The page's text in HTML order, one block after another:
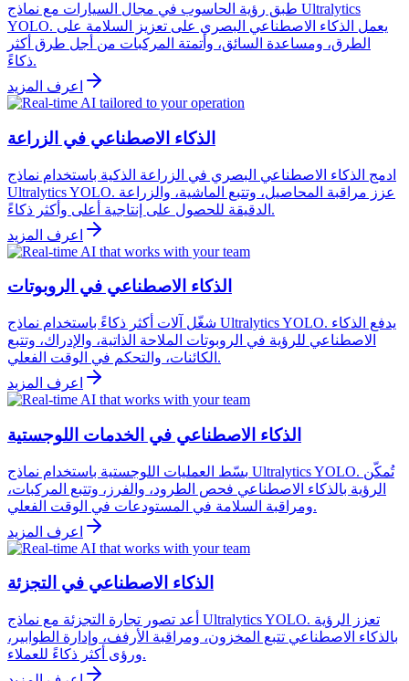
طبق رؤية الحاسوب في مجال السيارات مع نماذج Ultralytics
YOLO. يعمل الذكاء الاصطناعي البصري على تعزيز السلامة على
الطرق، ومساعدة السائق، وأتمتة المركبات من أجل طرق أكثر
ذكاءً.
اعرف المزيد
الذكاء الاصطناعي في الزراعة
ادمج الذكاء الاصطناعي البصري في الزراعة الذكية باستخدام نماذج
Ultralytics YOLO. عزز مراقبة المحاصيل، وتتبع الماشية، والزراعة
الدقيقة للحصول على إنتاجية أعلى وأكثر ذكاءً.
اعرف المزيد
الذكاء الاصطناعي في الروبوتات
شغّل آلات أكثر ذكاءً باستخدام نماذج Ultralytics YOLO. يدفع الذكاء
الاصطناعي للرؤية في الروبوتات الملاحة الذاتية، والإدراك، وتتبع
الكائنات، والتحكم في الوقت الفعلي.
اعرف المزيد
الذكاء الاصطناعي في الخدمات اللوجستية
بسّط العمليات اللوجستية باستخدام نماذج Ultralytics YOLO. تُمكّن
الرؤية بالذكاء الاصطناعي فحص الطرود، والفرز، وتتبع المركبات،
ومراقبة السلامة في المستودعات في الوقت الفعلي.
اعرف المزيد
الذكاء الاصطناعي في التجزئة
أعد تصور تجارة التجزئة مع نماذج Ultralytics YOLO. تعزز الرؤية
بالذكاء الاصطناعي تتبع المخزون، ومراقبة الأرفف، وإدارة الطوابير،
ورؤى أكثر ذكاءً للعملاء.